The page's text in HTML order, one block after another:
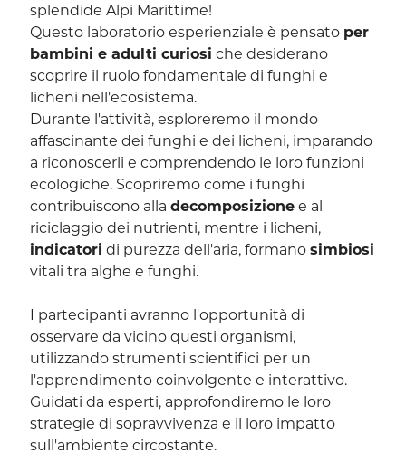
splendide Alpi Marittime!
Questo laboratorio esperienziale è pensato per
bambini e adulti curiosi che desiderano
scoprire il ruolo fondamentale di funghi e
licheni nell'ecosistema.
Durante l'attività, esploreremo il mondo
affascinante dei funghi e dei licheni, imparando
a riconoscerli e comprendendo le loro funzioni
ecologiche. Scopriremo come i funghi
contribuiscono alladecomposizione e al
riciclaggio dei nutrienti, mentre i licheni,
indicatori di purezza dell'aria, formanosimbiosi
vitali tra alghe e funghi.
I partecipanti avranno l'opportunità di
osservare da vicino questi organismi,
utilizzando strumenti scientifici per un
l'apprendimento coinvolgente e interattivo.
Guidati da esperti, approfondiremo le loro
strategie di sopravvivenza e il loro impatto
sull'ambiente circostante.